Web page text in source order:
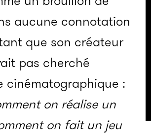
aucune connotation
que son créateur
pas cherché
cinématographique :
on réalise un
on fait un jeu